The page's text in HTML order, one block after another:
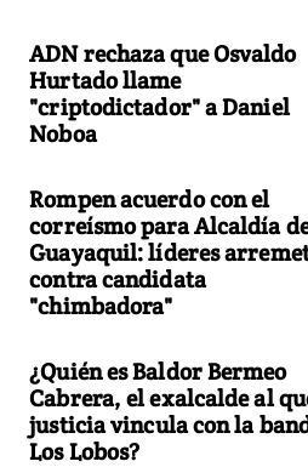
ADN rechaza que Osvaldo
Hurtado llame
"criptodictador" a Daniel
Noboa
Rompen acuerdo con el
correísmo para Alcaldía
Guayaquil: líderes
contra candidata
"chimbadora"
¿Quién es Baldor Bermeo
Cabrera, el exalcalde al
justicia vincula con la
Los Lobos?